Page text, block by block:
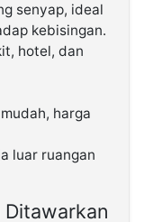
senyap, ideal
kebisingan.
hotel, dan
harga
luar ruangan